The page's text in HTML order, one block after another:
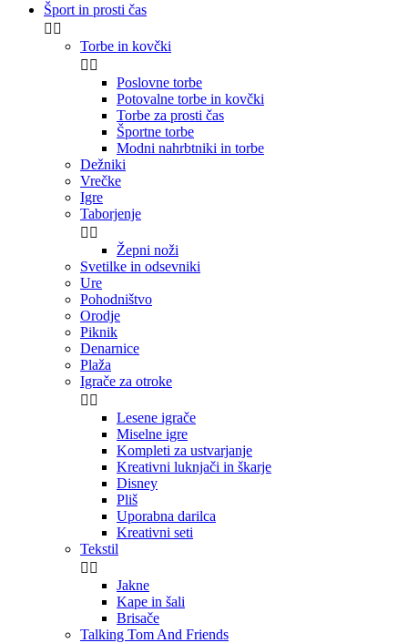
Šport in prosti čas
 
Torbe in kovčki
 
Poslovne torbe
Potovalne torbe in kovčki
Torbe za prosti čas
Športne torbe
Modni nahrbtniki in torbe
Dežniki
Vrečke
Igre
Taborjenje
 
Žepni noži
Svetilke in odsevniki
Ure
Pohodništvo
Orodje
Piknik
Denarnice
Plaža
Igrače za otroke
 
Lesene igrače
Miselne igre
Kompleti za ustvarjanje
Kreativni luknjači in škarje
Disney
Pliš
Uporabna darilca
Kreativni seti
Tekstil
 
Jakne
Kape in šali
Brisače
Talking Tom And Friends